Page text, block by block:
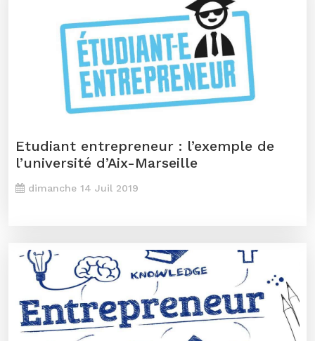
Etudiant entrepreneur : l’exemple de
l’université d’Aix-Marseille
dimanche 14 Juil 2019